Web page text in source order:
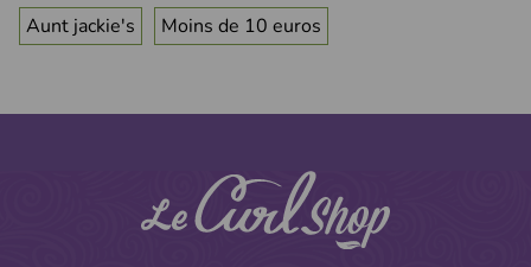
Aunt jackie's
Moins de 10 euros